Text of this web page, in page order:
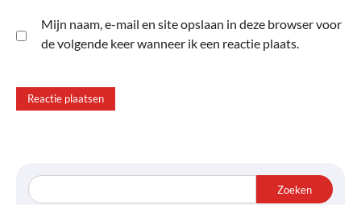
Mijn naam, e-mail en site opslaan in deze browser voor
de volgende keer wanneer ik een reactie plaats.
Zoeken